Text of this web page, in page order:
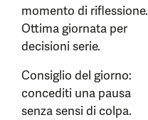
momento di riflessione.
Ottima giornata per
decisioni serie.
Consiglio del giorno:
concediti una pausa
senza sensi di colpa.